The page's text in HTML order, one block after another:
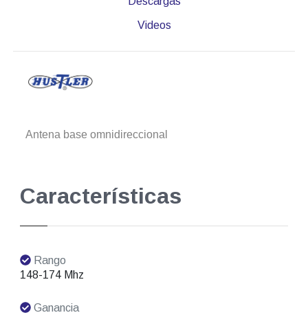
Videos
Antena base omnidireccional
Características
Rango
148-174 Mhz
Ganancia